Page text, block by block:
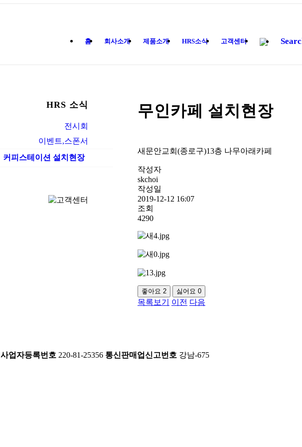
홈 회사소개 제품소개 HRS소식 고객센터
무인카페 설치현장
새문안교회(종로구)13층 나무아래카페
작성자
skchoi
작성일
2019-12-12 16:07
조회
4290
좋아요 2 싫어요 0
목록보기 이전 다음
HRS 소식
전시회
이벤트,스폰서
커피스테이션 설치현장
사업자등록번호 220-81-25356 통신판매업신고번호 강남-675